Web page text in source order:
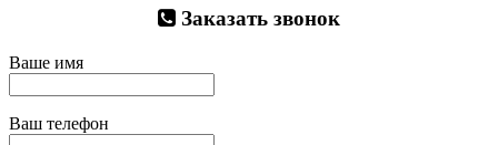
Заказать звонок
Ваше имя
Ваш телефон